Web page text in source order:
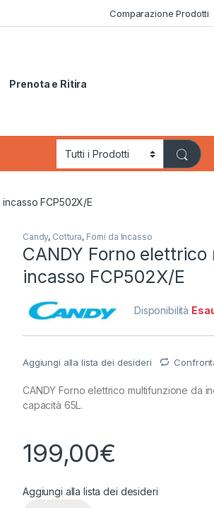
Comparazione Prodotti
Prenota e Ritira
FCP502X/E
Candy, Cottura, Forni da Incasso
CANDY Forno
incasso FCP502X/E
Disponibilità
Aggiungi alla lista dei desideri
CANDY Forno elettrico multifunzione da
capacità 65L.
199,00€
Aggiungi alla lista dei desideri